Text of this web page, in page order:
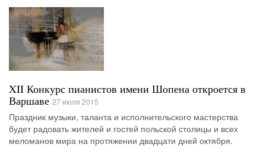
XII Конкурс пианистов имени Шопена откроется в
Варшаве 27 июля 2015
Праздник музыки, таланта и исполнительского мастерства
будет радовать жителей и гостей польской столицы и всех
меломанов мира на протяжении двадцати дней октября.